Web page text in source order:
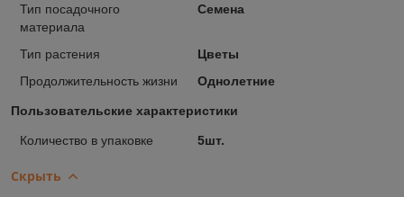
Тип посадочного
материала
Семена
Тип растения
Цветы
Продолжительность жизни
Однолетние
Пользовательские характеристики
Количество в упаковке 5шт.
Скрыть